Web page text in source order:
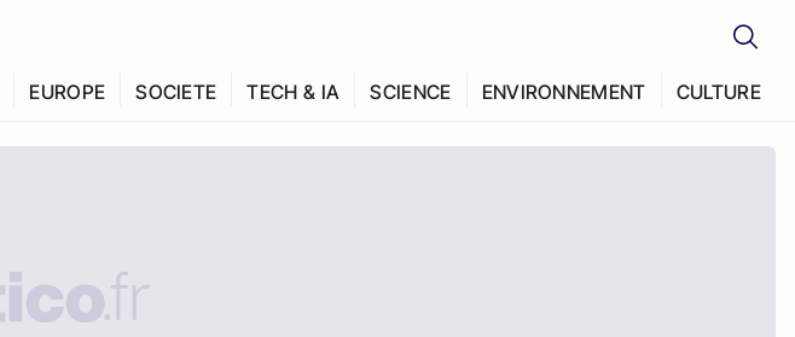
EUROPE SOCIETE TECH & IA SCIENCE ENVIRONNEMENT CULTURE